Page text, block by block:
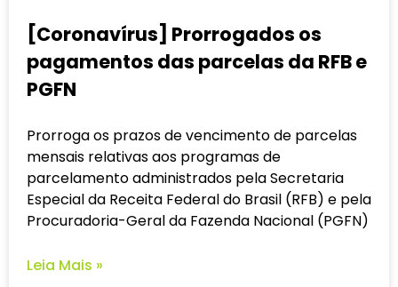
[Coronavírus] Prorrogados os
pagamentos das parcelas da RFB e
PGFN
Prorroga os prazos de vencimento de parcelas
mensais relativas aos programas de
parcelamento administrados pela Secretaria
Especial da Receita Federal do Brasil (RFB) e pela
Procuradoria-Geral da Fazenda Nacional (PGFN)
Leia Mais »